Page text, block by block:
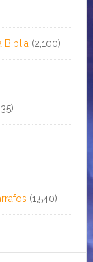
Biblia (2,100)
(1,540)